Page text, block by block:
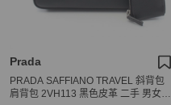
Prada
PRADA SAFFIANO TRAVEL 斜背包
肩背包 2VH113 黑色皮革 二手 男女通